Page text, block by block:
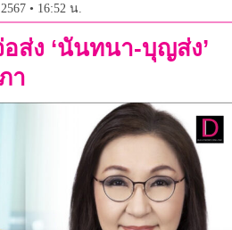
• 16:52 น.
อส่ง ‘นันทนา-บุญส่ง’
า